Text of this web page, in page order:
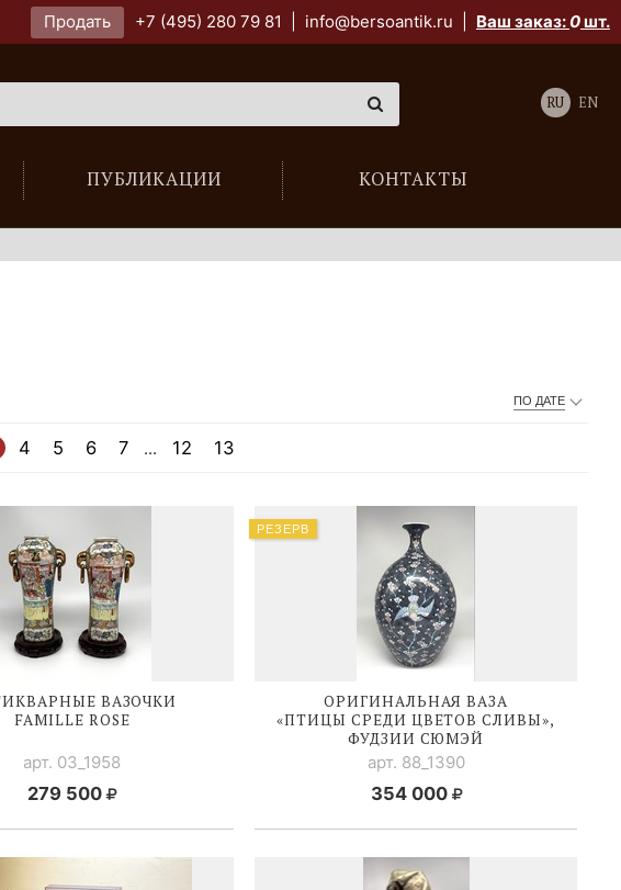
Продать +7 (495) 280 79 81 info@bersoantik.ru Ваш заказ:0шт.
ПУБЛИКАЦИИ КОНТАКТЫ
RU EN
ПО ДАТЕ
4 5 6 7 ... 12 13
ВАЗОЧКИ
FAMILLE ROSE
арт. 03_1958
279 500
ОРИГИНАЛЬНАЯ ВАЗА
«ПТИЦЫ СРЕДИ ЦВЕТОВ СЛИВЫ»,
ФУДЗИИ СЮМЭЙ
арт. 88_1390
354 000
РЕЗЕРВ